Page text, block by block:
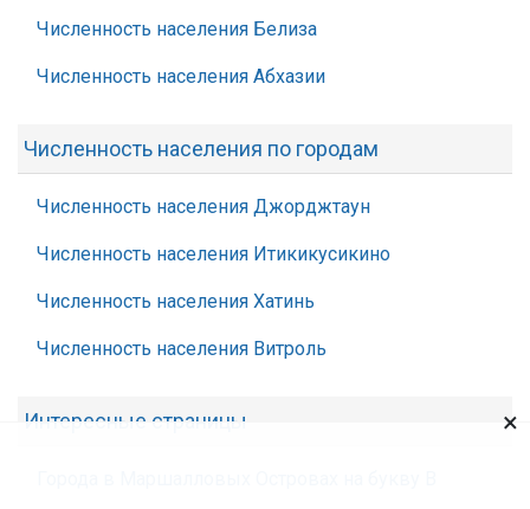
Численность населения Белиза
Численность населения Абхазии
Численность населения по городам
Численность населения Джорджтаун
Численность населения Итикикусикино
Численность населения Хатинь
Численность населения Витроль
Интересные страницы ×